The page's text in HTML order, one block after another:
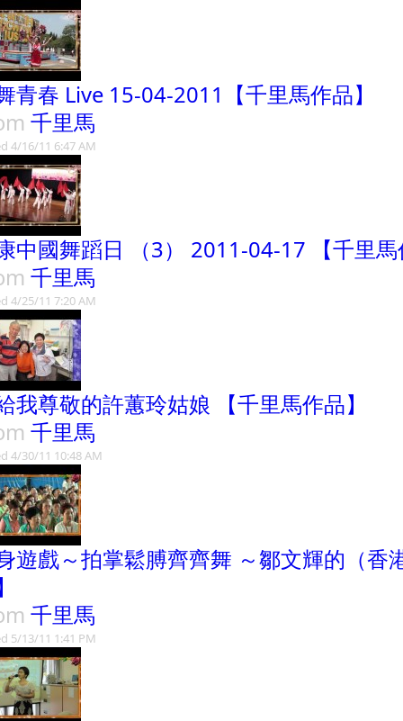
青春 Live 15-04-2011【千里馬作品】
千里馬
4/16/11 6:47 AM
中國舞蹈日 （3） 2011-04-17 【千里
千里馬
4/25/11 7:20 AM
我尊敬的許蕙玲姑娘 【千里馬作品】
千里馬
4/30/11 10:48 AM
遊戲～拍掌鬆膊齊齊舞 ～鄒文輝的（香
千里馬
5/13/11 1:41 PM